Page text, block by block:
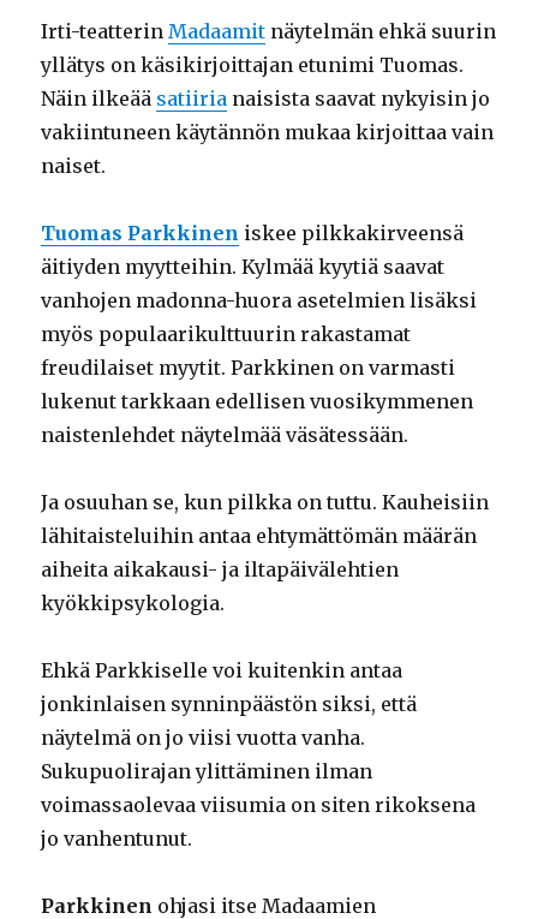
Irti-teatterin Madaamit näytelmän ehkä suurin
yllätys on käsikirjoittajan etunimi Tuomas.
Näin ilkeää satiiria naisista saavat nykyisin jo
vakiintuneen käytännön mukaa kirjoittaa vain
naiset.
Tuomas Parkkinen iskee pilkkakirveensä
äitiyden myytteihin. Kylmää kyytiä saavat
vanhojen madonna-huora asetelmien lisäksi
myös populaarikulttuurin rakastamat
freudilaiset myytit. Parkkinen on varmasti
lukenut tarkkaan edellisen vuosikymmenen
naistenlehdet näytelmää väsätessään.
Ja osuuhan se, kun pilkka on tuttu. Kauheisiin
lähitaisteluihin antaa ehtymättömän määrän
aiheita aikakausi- ja iltapäivälehtien
kyökkipsykologia.
Ehkä Parkkiselle voi kuitenkin antaa
jonkinlaisen synninpäästön siksi, että
näytelmä on jo viisi vuotta vanha.
Sukupuolirajan ylittäminen ilman
voimassaolevaa viisumia on siten rikoksena
jo vanhentunut.
Parkkinen ohjasi itse Madaamien